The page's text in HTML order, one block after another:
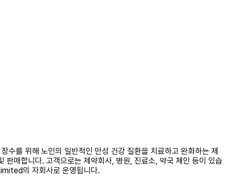
를 위해 노인의 일반적인 만성 건강 질환을 치료하고 완화하는 제
매합니다. 고객으로는 제약회사, 병원, 진료소, 약국 체인 등이 있습
의 자회사로 운영됩니다.